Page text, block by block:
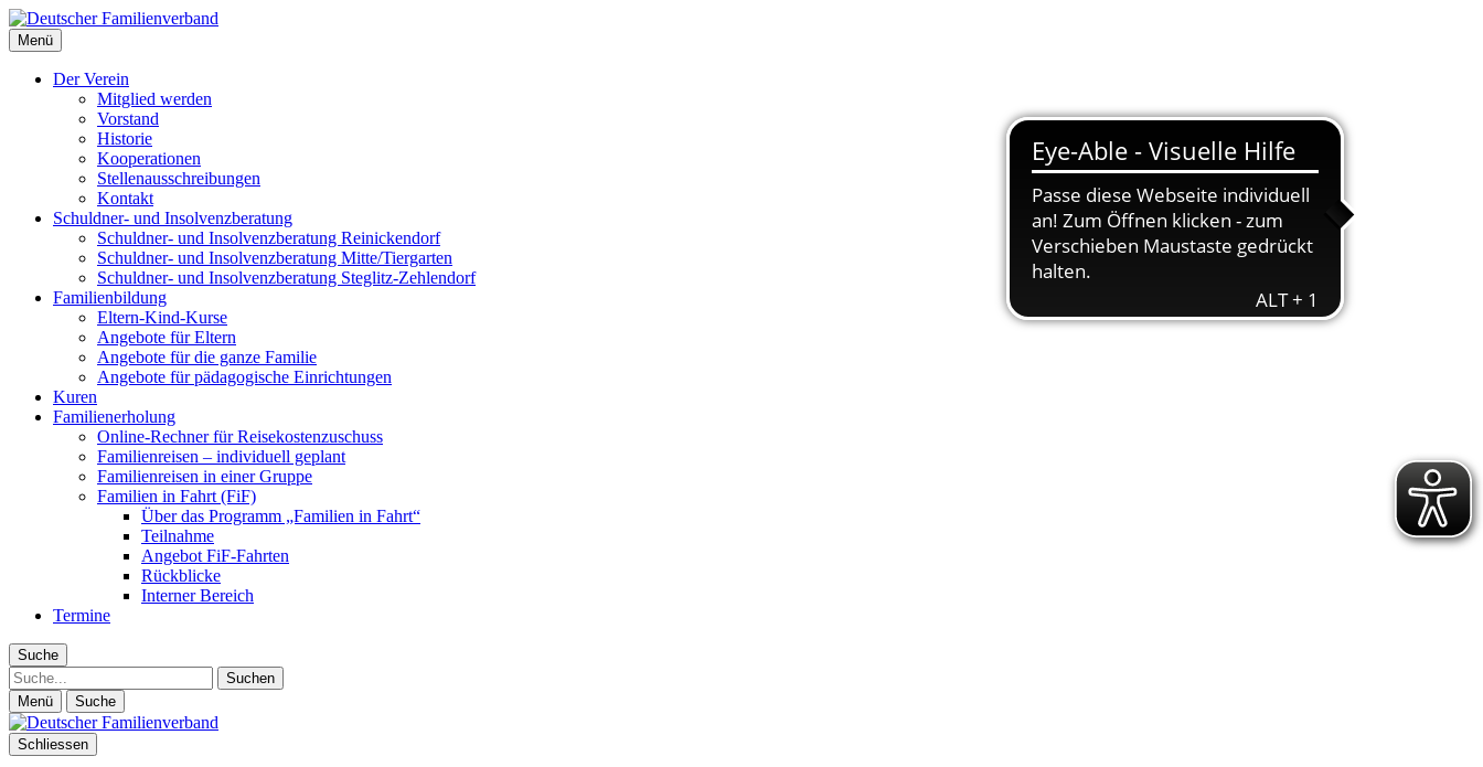
Deutscher Familienverband
Landesverband Berlin
Menü
Der Verein
Mitglied werden
Vorstand
Historie
Kooperationen
Stellenausschreibungen
Kontakt
Schuldner- und Insolvenzberatung
Schuldner- und Insolvenzberatung Reinickendorf
Schuldner- und Insolvenzberatung Mitte/Tiergarten
Schuldner- und Insolvenzberatung Steglitz-Zehlendorf
Familienbildung
Eltern-Kind-Kurse
Angebote für Eltern
Angebote für die ganze Familie
Angebote für pädagogische Einrichtungen
Kuren
Familienerholung
Online-Rechner für Reisekostenzuschuss
Familienreisen – individuell geplant
Familienreisen in einer Gruppe
Familien in Fahrt (FiF)
Über das Programm „Familien in Fahrt“
Teilnahme
Angebot FiF-Fahrten
Rückblicke
Interner Bereich
Termine
Suche
Suche
Menü Suche
Schliessen